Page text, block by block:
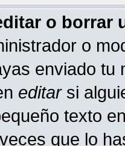
o borrar
o
enviado tu
editarsi
texto
que lo